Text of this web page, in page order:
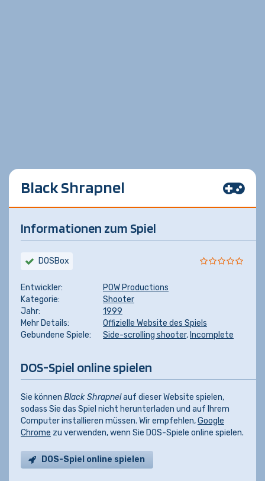
Black Shrapnel
Informationen zum Spiel
DOSBox
Entwickler:
POW Productions
Kategorie:
Shooter
Jahr:
1999
Mehr Details:
Offizielle Website des Spiels
Gebundene Spiele:
Side-scrolling shooter, Incomplete
DOS-Spiel online spielen
Sie können Black Shrapnelauf dieser Website spielen,
sodass Sie das Spiel nicht herunterladen und auf Ihrem
Computer installieren müssen. Wir empfehlen,Google
Chrome zu verwenden, wenn Sie DOS-Spiele online spielen.
DOS-Spiel online spielen